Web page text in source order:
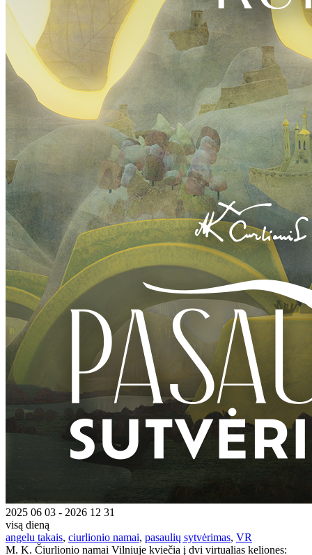
2025 06 03 - 2026 12 31
visą dieną
angelu takais, ciurlionio namai, pasaulių sytvėrimas, VR
M. K. Čiurlionio namai Vilniuje kviečia į dvi virtualias keliones: